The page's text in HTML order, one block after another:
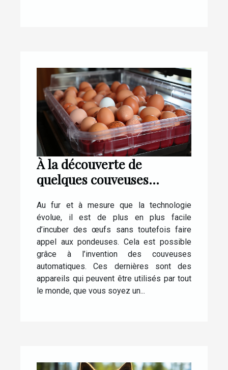
À la découverte de
quelques couveuses
de poule
Au fur et à mesure que la technologie
évolue, il est de plus en plus facile
d’incuber des œufs sans toutefois faire
appel aux pondeuses. Cela est possible
grâce à l’invention des couveuses
automatiques. Ces dernières sont des
appareils qui peuvent être utilisés par tout
le monde, que vous soyez un...